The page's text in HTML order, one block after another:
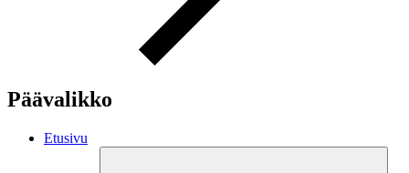
Päävalikko
Etusivu